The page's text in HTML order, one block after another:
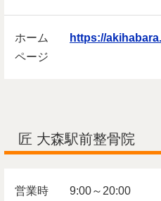
ホーム
ページ
https://
匠 大森駅前整骨院
営業時
9:00～20:00